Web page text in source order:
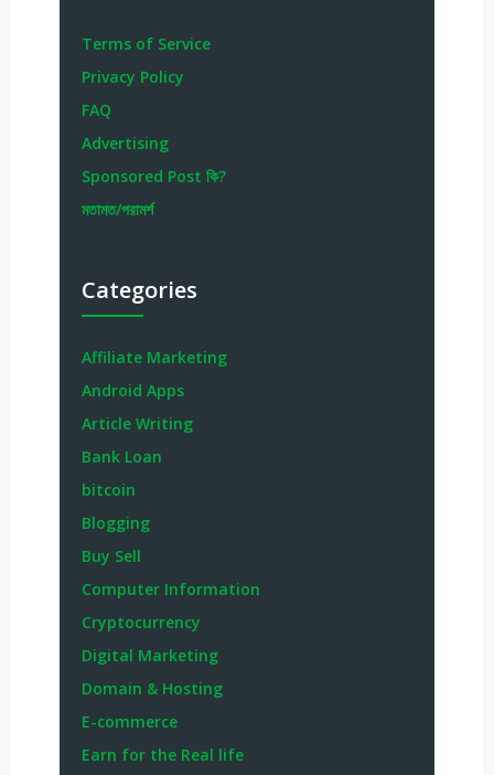
Terms of Service
Privacy Policy
FAQ
Advertising
Sponsored Post কি?
মতামত/পরামর্শ
Categories
Affiliate Marketing
Android Apps
Article Writing
Bank Loan
bitcoin
Blogging
Buy Sell
Computer Information
Cryptocurrency
Digital Marketing
Domain & Hosting
E-commerce
Earn for the Real life